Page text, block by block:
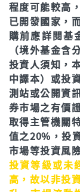
程度可能較高
已開發國家，
購前應詳閱基
（境外基金含
投資人須知，
中譯本）或投
測站或公開資
券市場之有價
取得主管機關
值之20%，投
市場等投資風
投資等級或未
高，故以非投